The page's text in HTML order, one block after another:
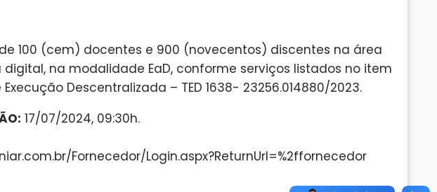
100 (cem) docentes e 900 (novecentos) discentes na área
na modalidade EaD, conforme serviços listados no item
Descentralizada – TED 1638- 23256.014880/2023.
17/07/2024, 09:30h.
Fornecedor/Login.aspx?ReturnUrl=%2ffornecedor